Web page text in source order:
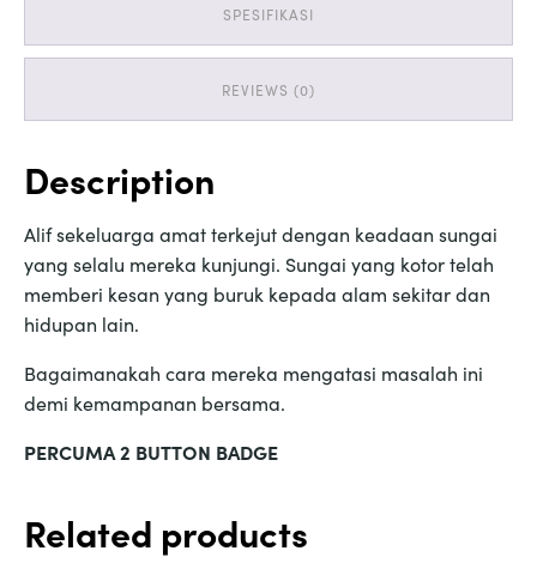
SPESIFIKASI
REVIEWS (0)
Description
Alif sekeluarga amat terkejut dengan keadaan sungai
yang selalu mereka kunjungi. Sungai yang kotor telah
memberi kesan yang buruk kepada alam sekitar dan
hidupan lain.
Bagaimanakah cara mereka mengatasi masalah ini
demi kemampanan bersama.
PERCUMA 2 BUTTON BADGE
Related products